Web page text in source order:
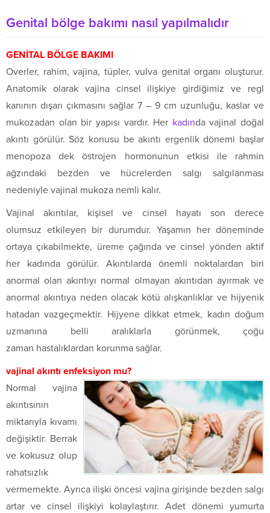
Genital bölge bakımı nasıl yapılmalıdır
GENİTAL BÖLGE BAKIMI
Overler, rahim, vajina, tüpler, vulva genital organı oluşturur.
Anatomik olarak vajina cinsel ilişkiye girdiğimiz ve regl
kanının dışarı çıkmasını sağlar 7 – 9 cm uzunluğu, kaslar ve
mukozadan olan bir yapısı vardır. Her kadında vajinal doğal
akıntı görülür. Söz konusu be akıntı ergenlik dönemi başlar
menopoza dek östrojen hormonunun etkisi ile rahmin
ağzındaki bezden ve hücrelerden salgı salgılanması
nedeniyle vajinal mukoza nemli kalır.
Vajinal akıntılar, kişisel ve cinsel hayatı son derece
olumsuz etkileyen bir durumdur. Yaşamın her döneminde
ortaya çıkabilmekte, üreme çağında ve cinsel yönden aktif
her kadında görülür. Akıntılarda önemli noktalardan biri
anormal olan akıntıyı normal olmayan akıntıdan ayırmak ve
anormal akıntıya neden olacak kötü alışkanlıklar ve hijyenik
hatadan vazgeçmektir. Hijyene dikkat etmek, kadın doğum
uzmanına belli aralıklarla görünmek, çoğu
zaman hastalıklardan korunma sağlar.
vajinal akıntı enfeksiyon mu?
Normal vajina
akıntısının
miktarıyla kıvamı
değişiktir. Berrak
ve kokusuz olup
rahatsızlık
vermemekte. Ayrıca ilişki öncesi vajina girişinde bezden salgı
artar ve cinsel ilişkiyi kolaylaştırır. Adet dönemi yumurta